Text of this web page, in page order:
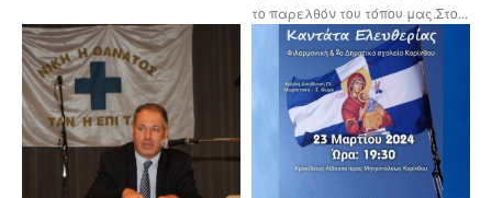
το παρελθόν του τόπου μας.Στο...